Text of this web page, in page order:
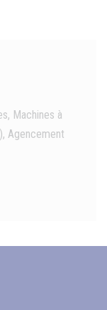
Machines à
Agencement